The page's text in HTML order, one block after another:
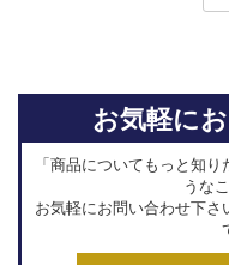
お気軽に
「商品についてもっと知
うな
お気軽にお問い合わせ下